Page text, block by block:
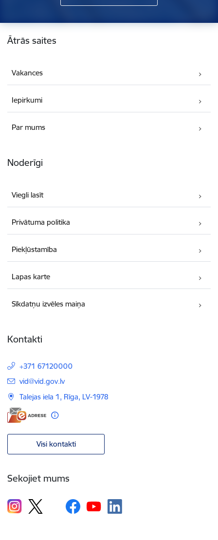
Kājene
Ātrās saites
Vakances
Iepirkumi
Par mums
Noderīgi
Viegli lasīt
Privātuma politika
Piekļūstamība
Lapas karte
Sīkdatņu izvēles maiņa
Kontakti
+371 67120000
E-pasts:
vid@vid.gov.lv
Talejas iela 1, Rīga, LV-1978
Visi kontakti
Sekojiet mums